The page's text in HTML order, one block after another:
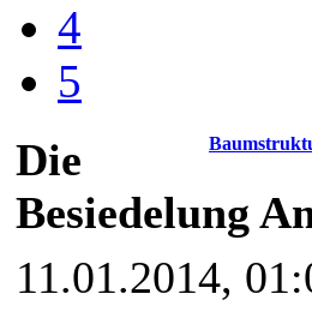
4
5
Die
Besiedelung
11.01.2014,